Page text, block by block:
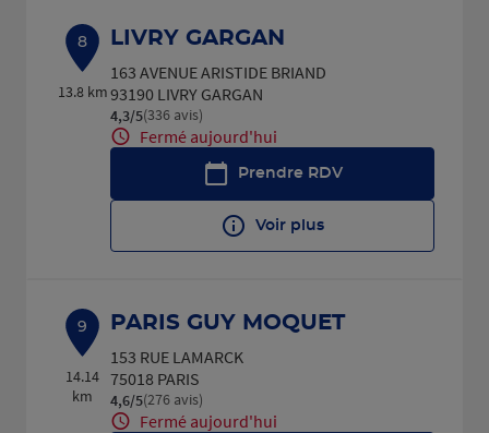
8
13.8 km
LIVRY GARGAN
163 AVENUE ARISTIDE BRIAND
93190 LIVRY GARGAN
4,3/5Note de 4.3 sur 5
(336 avis)
Fermé aujourd'hui
Prendre RDV
Voir plus
9
14.14
km
PARIS GUY MOQUET
153 RUE LAMARCK
75018 PARIS
4,6/5Note de 4.6 sur 5
(276 avis)
Fermé aujourd'hui